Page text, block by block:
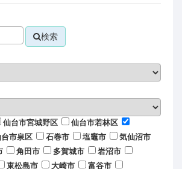
検索
仙台市宮城野区
仙台市若林区
市泉区 石巻市 塩竈市
気仙沼市
角田市 多賀城市
岩沼市
東松島市 大崎市 富谷市